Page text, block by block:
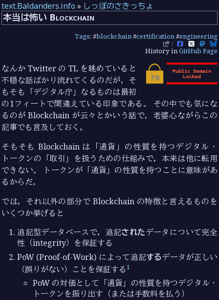
text.Baldanders.info » しっぽのさきっちょ
本当は怖い Blockchain
Tags: #blockchain#certification#engineering
:
History inGitHub Page
なんか Twitter の TL を眺めていると
不穏な話ばかり流れてくるのだが，そ
もそも「デジタル庁」なるものは最初
の1フィートで間違えている印象である。 その中でも気にな
るのが Blockchain が云々とかいう話で，老婆心ながらこの
記事でも言及しておく。
そもそも Blockchain は「通貨」の性質を持つデジタル・
トークンの「取引」を扱うための仕組みで，本来は他に転用
できない。 トークンが「通貨」の性質を持つことに意味があ
るからだ。
では，それ以外の部分で Blockchain の特徴と言えるものを
いくつか挙げると
追記型データベースで，追記されたデータについて完全
性（integrity）を保証する
PoW (Proof-of-Work) によって追記するデータが正しい
（誤りがない）ことを保証する1
PoW の対価として「通貨」の性質を持つデジタル・
トークンを振り出す（または手数料を払う）